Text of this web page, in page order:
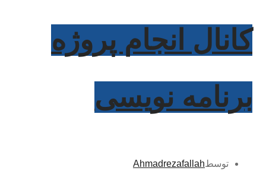
کانال انجام پروژه
برنامه نویسی
توسطAhmadrezafallah